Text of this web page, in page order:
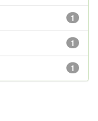
1
1
1